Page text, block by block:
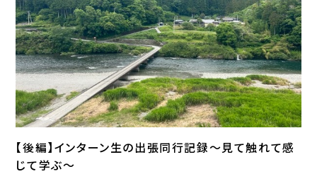
【後編】インターン生の出張同行記録～見て触れて感
じて学ぶ～